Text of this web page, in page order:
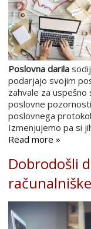
Poslovna darila
podarjajo svojim
zahvale za
poslovne
poslovnega
Izmenjujemo pa si
Read more »
Dobrodošli